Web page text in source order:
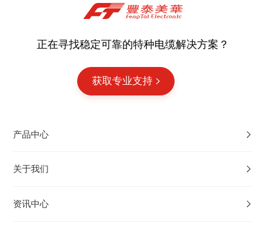
正在寻找稳定可靠的特种电缆解决方案？
获取专业支持
产品中心
关于我们
资讯中心